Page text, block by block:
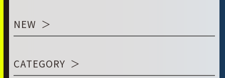
NEW
CATEGORY